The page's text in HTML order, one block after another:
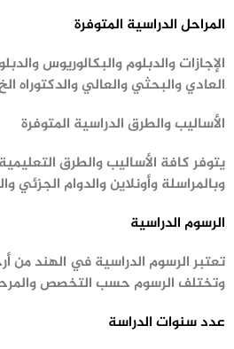
المراحل الدراسية المتوفرة
الإجازات والدبلوم والبكالوريوس
العادي والبحثي والعالي والدكتوراه
الأساليب والطرق الدراسية المتوفرة
يتوفر كافة الأساليب والطرق التعليمية
وبالمراسلةوأونلاين والدوام الجزئي
الرسوم الدراسية
تعتبر الرسوم الدراسية في الهند من
وتختلف الرسوم حسب التخصص
عدد سنوات الدراسة